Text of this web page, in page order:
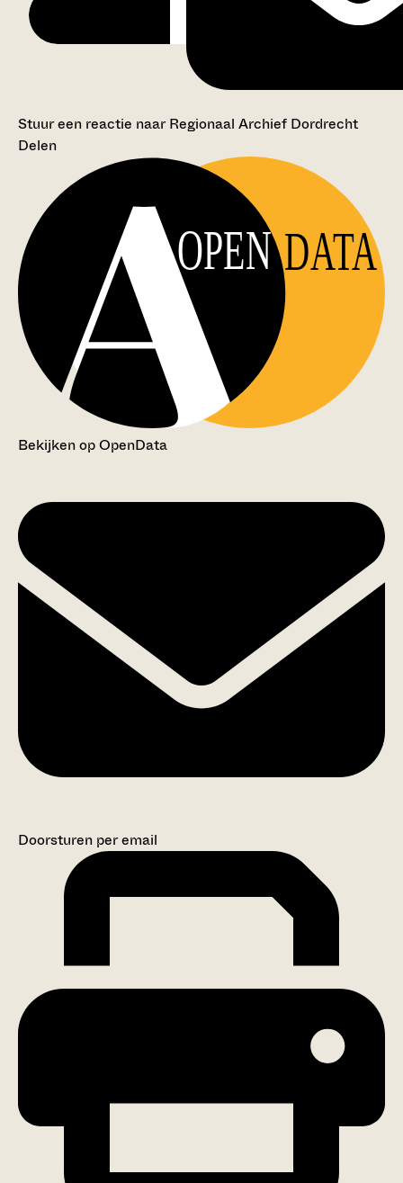
Stuur een reactie naar Regionaal Archief Dordrecht
Delen
OPEN DATA
Bekijken op OpenData
Doorsturen per email